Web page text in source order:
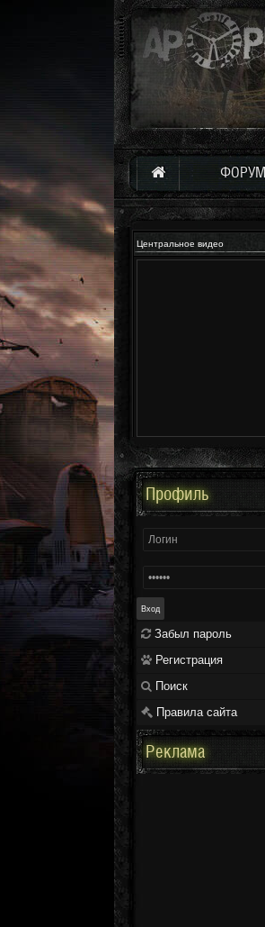
ФОРУМ
Центральное видео
Профиль
Забыл пароль
Регистрация
Поиск
Правила сайта
Реклама